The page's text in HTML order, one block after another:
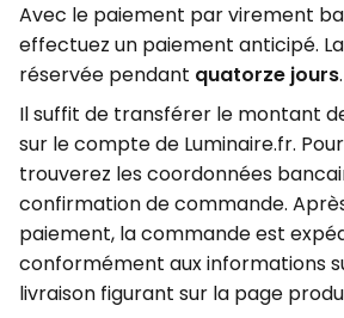
Avec le paiement par virement
effectuez un paiement anticipé.
réservée pendant quatorze jours.
Il suffit de transférer le montant
sur le compte de Luminaire.fr.
trouverez les coordonnées
confirmation de commande.
paiement, la commande est
conformément aux informations
livraison figurant sur la page